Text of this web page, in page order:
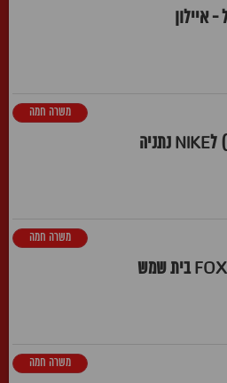
איילון
משרה חמה
משרה חמה
משרה חמה